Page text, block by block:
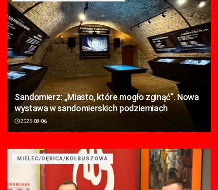
Sandomierz: „Miasto, które mogło zginąć”. Nowa
wystawa w sandomierskich podziemiach
2026-08-06
MIELEC/DĘBICA/KOLBUSZOWA